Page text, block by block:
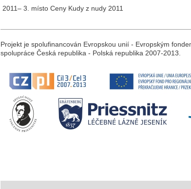
2011– 3. místo Ceny Kudy z nudy 2011
Projekt je spolufinancován Evropskou unií - Evropským
spolupráce Česká republika - Polská republika 2007-2013.